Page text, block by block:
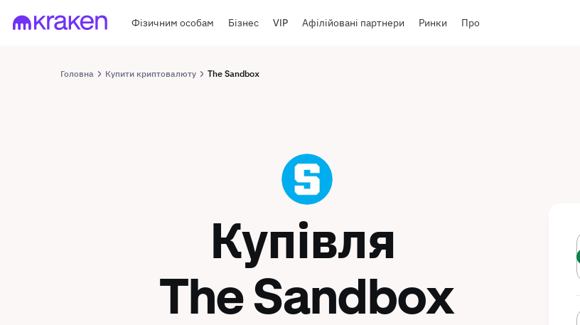
Фізичним особам Бізнес VIP Афілійовані партнери Ринки Про
Головна Купити криптовалюту The Sandbox
Купівля
The Sandbox